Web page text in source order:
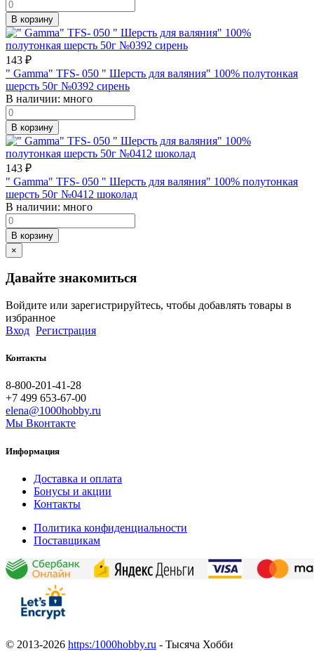
В корзину
143 ₽
" Gamma" TFS- 050 " Шерсть для валяния" 100% полутонкая
шерсть 50г №0392 сирень
В наличии: много
В корзину
143 ₽
" Gamma" TFS- 050 " Шерсть для валяния" 100% полутонкая
шерсть 50г №0412 шоколад
В наличии: много
В корзину
×
Давайте знакомиться
Войдите или зарегистрируйтесь, чтобы добавлять товары в
избранное
Вход Регистрация
Контакты
8-800-201-41-28
+7 499 653-67-00
elena@1000hobby.ru
Мы Вконтакте
Информация
Доставка и оплата
Бонусы и акции
Контакты
Политика конфиденциальности
Поставщикам
© 2013-2026 https:/1000hobby.ru - Тысяча Хобби